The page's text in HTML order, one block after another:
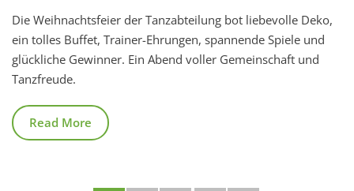
Die Weihnachtsfeier der Tanzabteilung bot liebevolle Deko,
ein tolles Buffet, Trainer-Ehrungen, spannende Spiele und
glückliche Gewinner. Ein Abend voller Gemeinschaft und
Tanzfreude.
Read More